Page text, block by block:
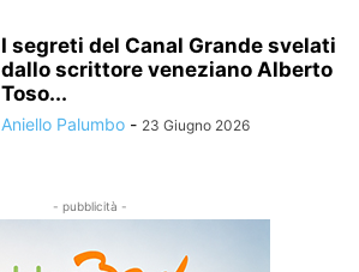
I segreti del Canal Grande svelati
dallo scrittore veneziano Alberto
Toso...
Aniello Palumbo - 23 Giugno 2026
- pubblicità -